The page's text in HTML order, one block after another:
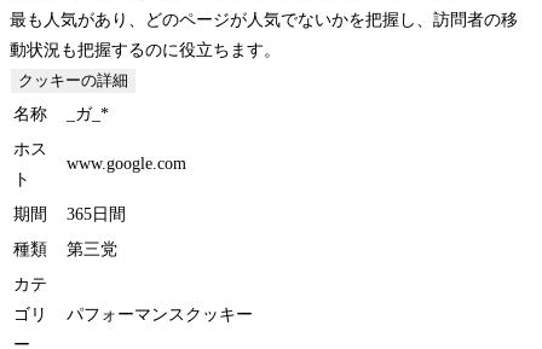
最も人気があり、どのページが人気でないかを把握し、訪問者の移
動状況も把握するのに役立ちます。
クッキーの詳細
名称
_ガ_*
ホス
ト
www.google.com
期間
365日間
種類
第三党
カテ
ゴリ
ー
パフォーマンスクッキー